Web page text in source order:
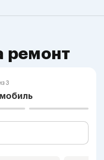
ремонт
3